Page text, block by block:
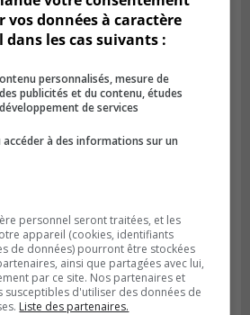
appel à la population pour
disparu
données à caractère
dans les cas suivants :
personnalisés, mesure de
publicités et du contenu, études
de services
à des informations sur un
personnel seront traitées, et les
appareil (cookies, identifiants
de données) pourront être stockées
ainsi que partagées avec lui,
par ce site. Nos partenaires et
susceptibles d'utiliser des données de
Liste des partenaires.